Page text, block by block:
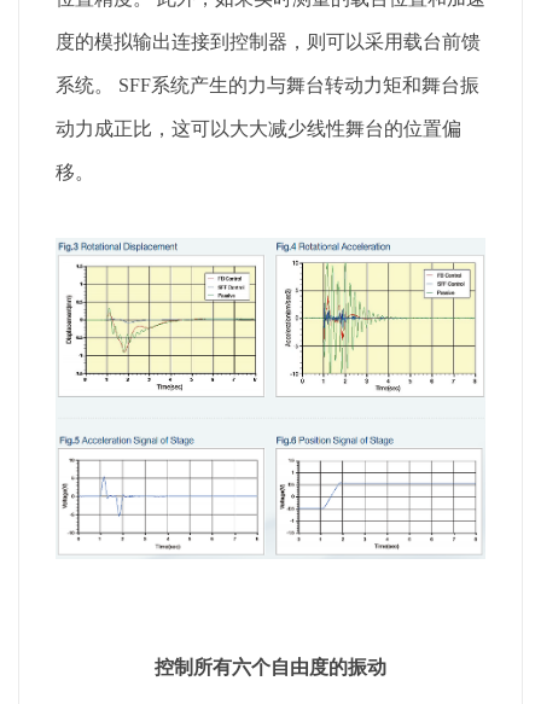
度的模拟输出连接到控制器，则可以采用载台前馈
系统。 SFF系统产生的力与舞台转动力矩和舞台振
动力成正比，这可以大大减少线性舞台的位置偏
移。
控制所有六个自由度的振动